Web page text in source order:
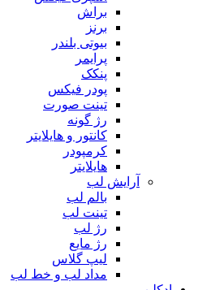
براش
برنز
بیوتی بلندر
پرایمر
پنکک
پودر فیکس
تینت صورت
رژ گونه
کانتور و هایلایتر
کرمپودر
هایلایتر
آرایش لب
بالم لب
تینت لب
رژ لب
رژ مایع
لیپ گلاس
مداد لب و خط لب